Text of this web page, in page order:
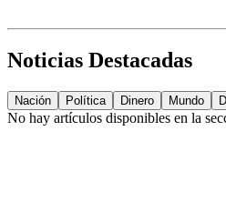
Noticias Destacadas
Nación Política Dinero Mundo
No hay artículos disponibles en la